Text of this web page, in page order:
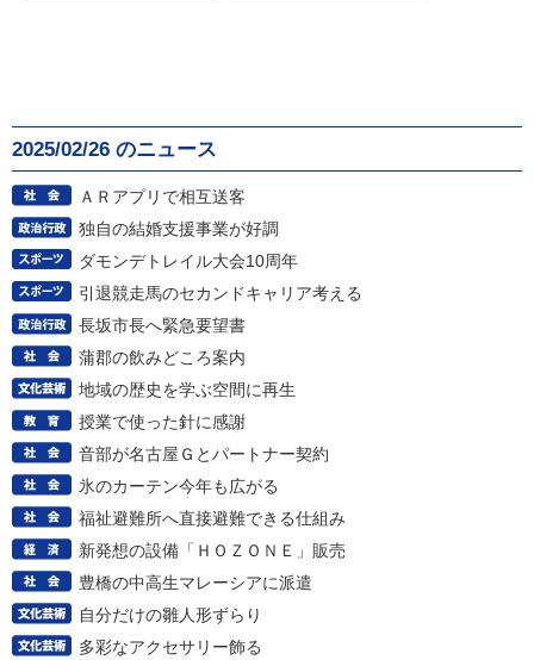
2025/02/26 のニュース
ＡＲアプリで相互送客
独自の結婚支援事業が好調
ダモンデトレイル大会10周年
引退競走馬のセカンドキャリア考える
長坂市長へ緊急要望書
蒲郡の飲みどころ案内
地域の歴史を学ぶ空間に再生
授業で使った針に感謝
音部が名古屋Ｇとパートナー契約
氷のカーテン今年も広がる
福祉避難所へ直接避難できる仕組み
新発想の設備「ＨＯＺＯＮＥ」販売
豊橋の中高生マレーシアに派遣
自分だけの雛人形ずらり
多彩なアクセサリー飾る